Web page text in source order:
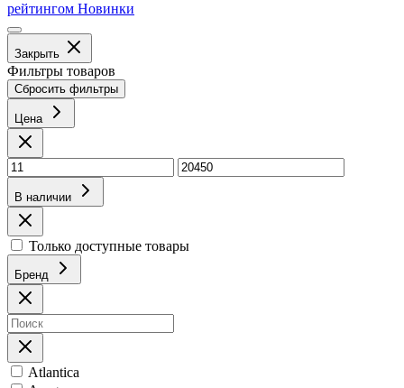
рейтингом Новинки
Закрыть
Фильтры товаров
Сбросить фильтры
Цена
В наличии
Только доступные товары
Бренд
Atlantica